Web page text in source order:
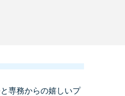
専務からの嬉しいプ